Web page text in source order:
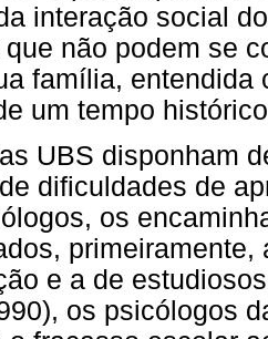
interação social
não podem se
família,
um tempo
UBS disponham
dificuldades de
os
e a de
os psicólogos